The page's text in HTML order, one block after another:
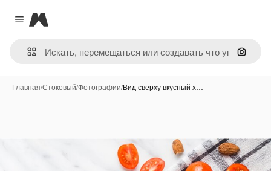
Close menu
Magnific
Поиск
Главная/Стоковый/Фотографии/Вид сверху вкусный х…